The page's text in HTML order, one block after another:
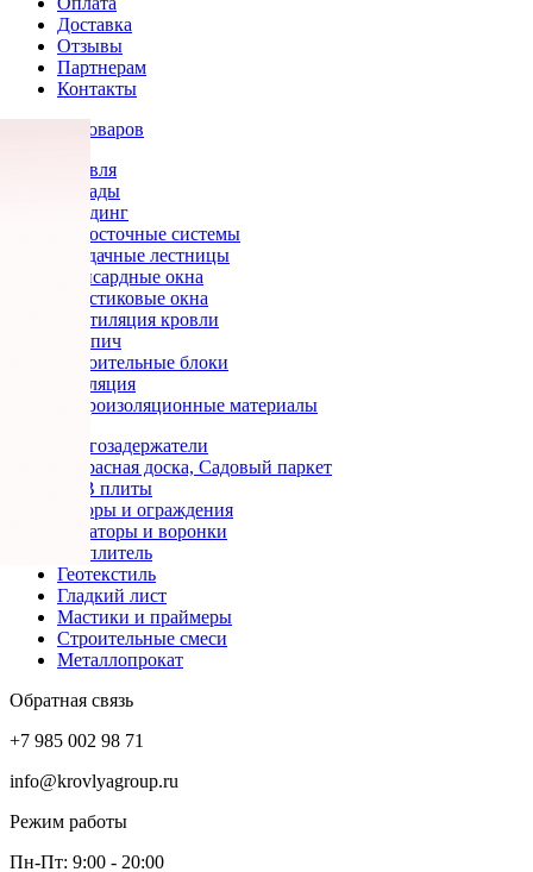
Доставка
Отзывы
Партнерам
Контакты
Каталог товаров
Кровля
Фасады
Сайдинг
Водосточные системы
Чердачные лестницы
Мансардные окна
Пластиковые окна
Вентиляция кровли
Кирпич
Строительные блоки
Изоляция
Гидроизоляционные материалы
Снегозадержатели
Террасная доска, Садовый паркет
OSB плиты
Заборы и ограждения
Аэраторы и воронки
Утеплитель
Геотекстиль
Гладкий лист
Мастики и праймеры
Строительные смеси
Металлопрокат
Обратная связь
+7 985 002 98 71
info@krovlyagroup.ru
Режим работы
Пн-Пт: 9:00 - 20:00